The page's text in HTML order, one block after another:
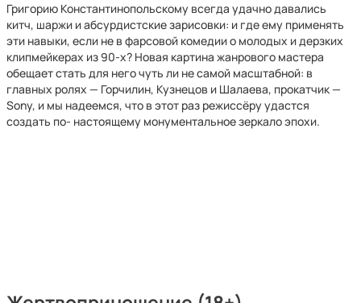
Григорию Константинопольскому всегда удачно давались
китч, шаржи и абсурдистские зарисовки: и где ему применять
эти навыки, если не в фарсовой комедии о молодых и дерзких
клипмейкерах из 90-х? Новая картина жанрового мастера
обещает стать для него чуть ли не самой масштабной: в
главных ролях — Горчилин, Кузнецов и Шалаева, прокатчик —
Sony, и мы надеемся, что в этот раз режиссёру удастся
создать по- настоящему монументальное зеркало эпохи.